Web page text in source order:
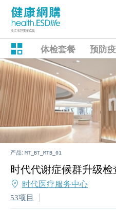
体检套餐 预防
产品: MT_BT_MTB_01
时代代谢症候群升级检
时代医疗服务中心
53项目